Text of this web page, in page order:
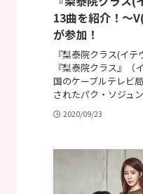
13曲を紹介！〜
が参加！
『梨泰院クラス(イ
『梨泰院クラス』
国のケーブルテレビ
されたパク・ソジュ
2020/09/23